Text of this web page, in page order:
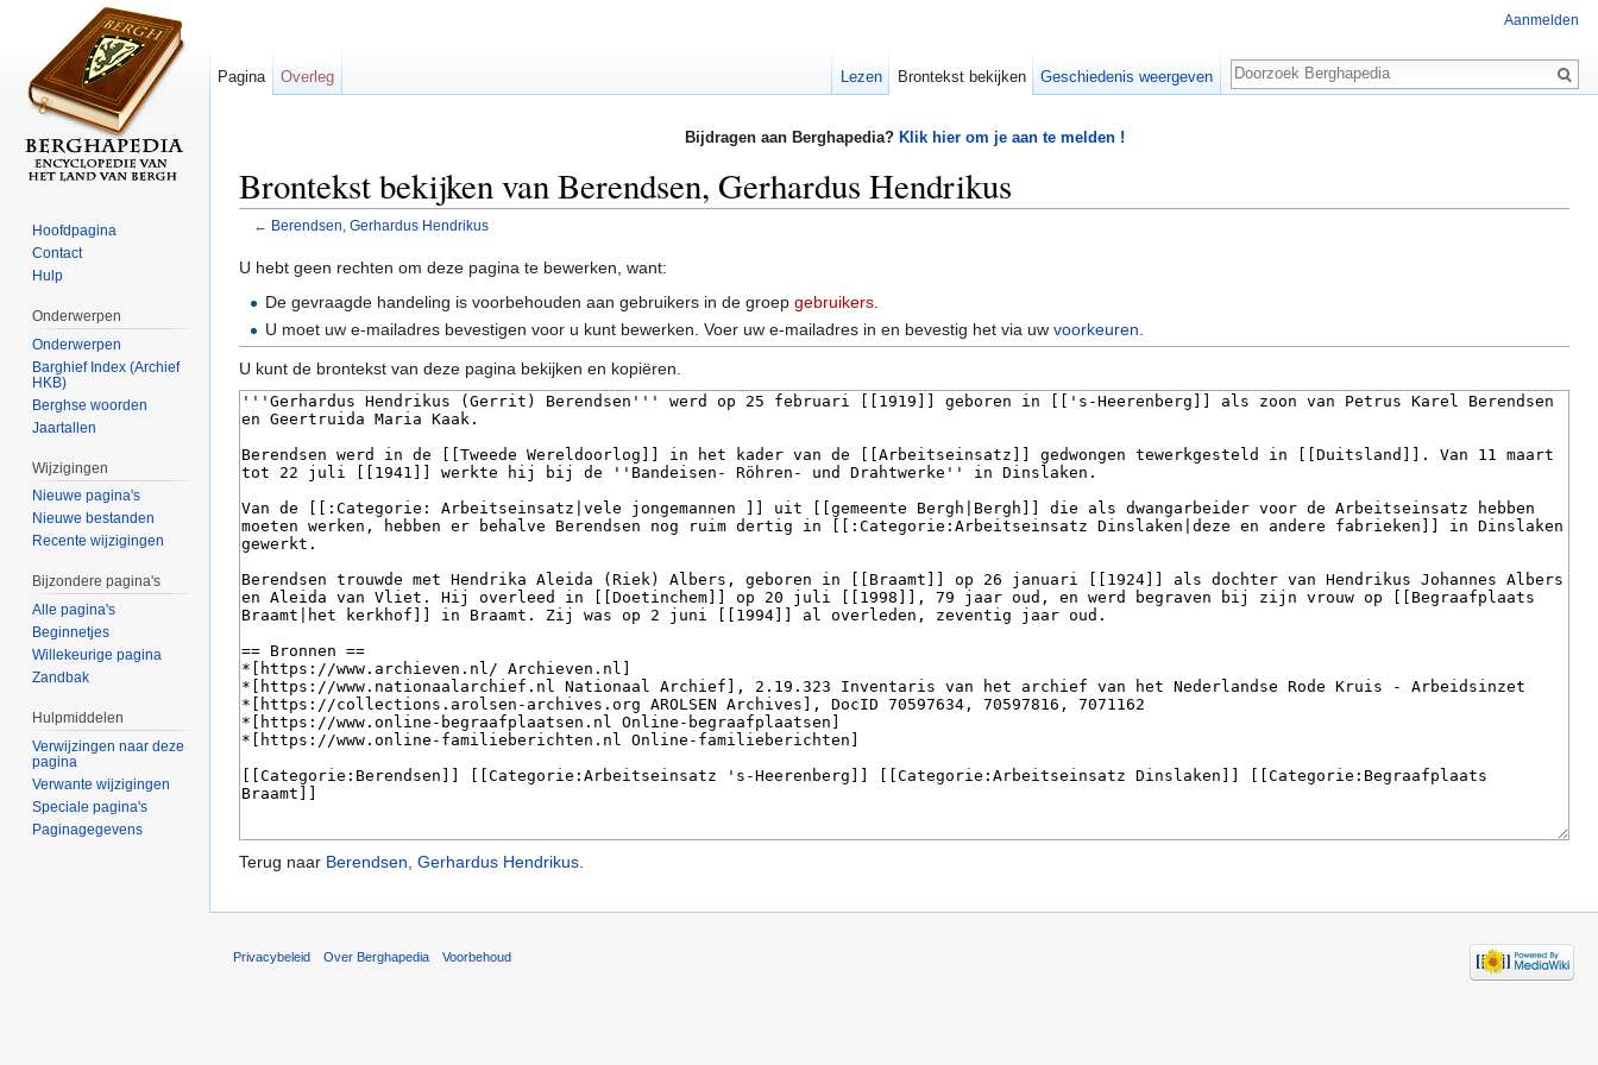
Bijdragen aan Berghapedia? Klik hier om je aan te melden !
Brontekst bekijken van Berendsen, Gerhardus Hendrikus
← Berendsen, Gerhardus Hendrikus
U hebt geen rechten om deze pagina te bewerken, want:
De gevraagde handeling is voorbehouden aan gebruikers in de groepgebruikers
U moet uw e-mailadres bevestigen voor u kunt bewerken. Voer uw e-mailadres in en bevestig het via uwvoorkeuren
U kunt de brontekst van deze pagina bekijken en kopiëren.
Terug naar Berendsen, Gerhardus Hendrikus.
Aanmelden
Pagina Overleg Lezen Brontekst bekijken Geschiedenis weergeven
Zoeken
Hoofdpagina
Contact
Hulp
Onderwerpen
Onderwerpen
Barghief Index (Archief
HKB)
Berghse woorden
Jaartallen
Wijzigingen
Nieuwe pagina's
Nieuwe bestanden
Recente wijzigingen
Bijzondere pagina's
Alle pagina's
Beginnetjes
Willekeurige pagina
Zandbak
Hulpmiddelen
Verwijzingen naar deze
pagina
Verwante wijzigingen
Speciale pagina's
Paginagegevens
Privacybeleid Over Berghapedia Voorbehoud